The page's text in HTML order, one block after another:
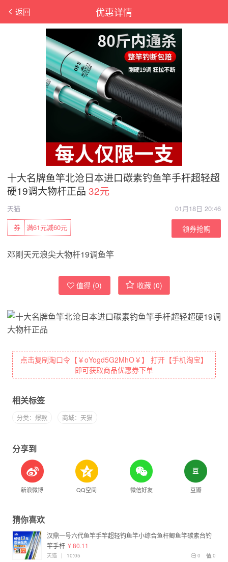
优惠详情
返回
十大名牌鱼竿北沧日本进口碳素钓鱼竿手杆超轻超
硬19调大物杆正品 32元
天猫
01月18日 20:46
满61元减60元
券 领券抢购
邓刚天元浪尖大物杆19调鱼竿
值得 (0) 收藏 (0)
点击复制淘口令【￥oYogd5G2MhO￥】 打开【手机淘宝】
即可获取商品优惠券下单
相关标签
分类：爆款 商城：天猫
分享到
新浪微博 QQ空间 微信好友 豆瓣
猜你喜欢
汉鼎一号六代鱼竿手竿超轻钓鱼竿小综合鱼杆鲫鱼竿碳素台钓
竿手杆 ¥ 80.11
0
0
天猫 | 10:05